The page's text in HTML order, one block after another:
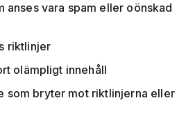
anses vara spam eller oönskad
riktlinjer
olämpligt innehåll
som bryter mot riktlinjerna eller